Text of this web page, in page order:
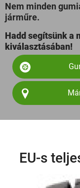
Nem minden
járműre.
Hadd segítsünk a
kiválasztásában!
EU-s